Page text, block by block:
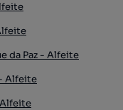
da Paz - Alfeite
Alfeite
Alfeite